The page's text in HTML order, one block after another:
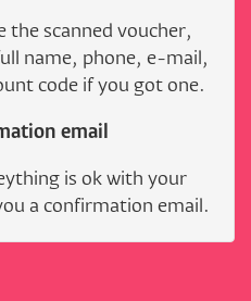
the scanned voucher,
name, phone, e-mail,
code if you got one.
email
is ok with your
a confirmation email.